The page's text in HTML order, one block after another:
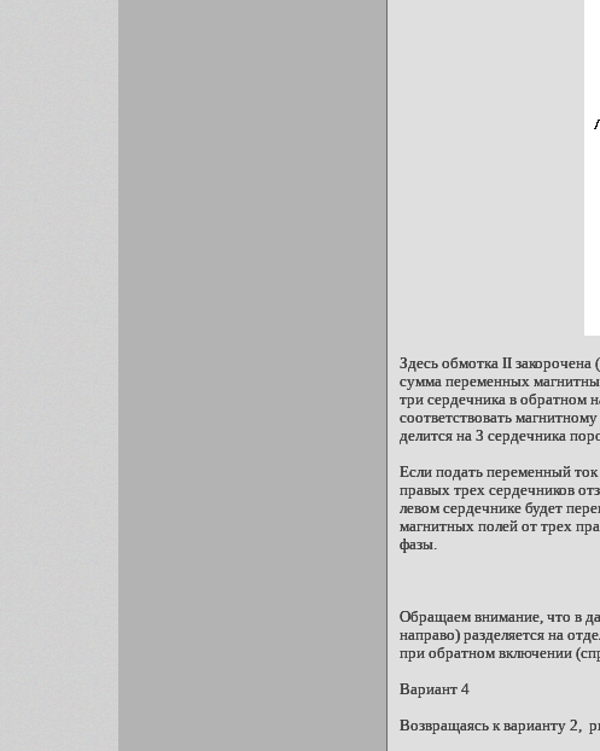
Здесь обмотка II
сумма переменных
три сердечника в обратном
соответствовать
делится на 3 сердечника
Если подать переменный
правых трех сердечников
левом сердечнике будет
магнитных полей от трех
фазы.
Обращаем внимание, что в
направо) разделяется на
при обратном включении
Вариант 4
Возвращаясь к варианту 2,